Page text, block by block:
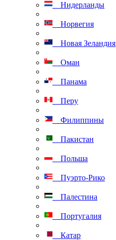
Нидерланды
Норвегия
Новая Зеландия
Оман
Панама
Перу
Филиппины
Пакистан
Польша
Пуэрто-Рико
Палестина
Португалия
Катар